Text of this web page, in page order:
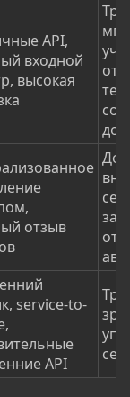
API,
входной
высокая
отзыв
от
service-to-
API